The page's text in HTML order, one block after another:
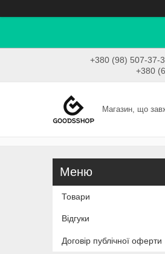
+380 (98) 507-37-
+380
Магазин, що
Товари
Відгуки
Договір публічної оферти